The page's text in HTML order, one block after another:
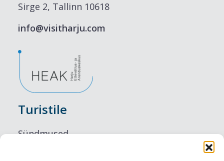
Sirge 2, Tallinn 10618
info@visitharju.com
Turistile
Sündmused